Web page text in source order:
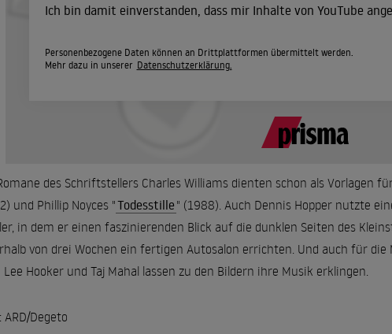
Ich bin damit einverstanden, dass mir Inhalte von YouTube
Personenbezogene Daten können an Drittplattformen übermittelt werden.
Mehr dazu in unserer Datenschutzerklärung.
des Schriftstellers Charles Williams dienten schon als Vorlagen
und Phillip Noyces "Todesstille " (1988). Auch Dennis Hopper nutzte
in dem er einen faszinierenden Blick auf die dunklen Seiten des
von drei Wochen ein fertigen Autosalon errichten. Und auch für die
Lee Hooker und Taj Mahal lassen zu den Bildern ihre Musik erklingen.
ARD/Degeto